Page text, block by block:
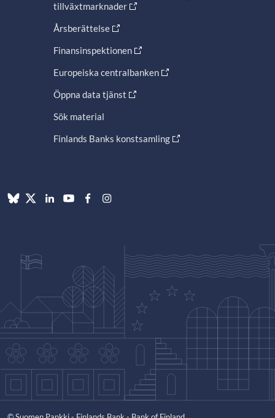
tillväxtmarknader
Årsberättelse
Finansinspektionen
Europeiska centralbanken
Öppna data tjänst
Sök material
Finlands Banks konstsamling